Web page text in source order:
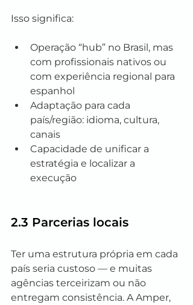
Isso significa:
Operação “hub” no Brasil, mas
com profissionais nativos ou
com experiência regional para
espanhol
Adaptação para cada
país/região: idioma, cultura,
canais
Capacidade de unificar a
estratégia e localizar a
execução
2.3 Parcerias locais
Ter uma estrutura própria em cada
país seria custoso — e muitas
agências terceirizam ou não
entregam consistência. A Amper,